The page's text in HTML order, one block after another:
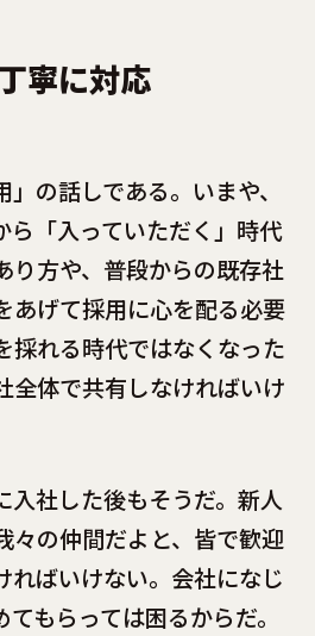
寧に対応
の話しである。いまや、
ら「入っていただく」時代
り方や、普段からの既存社
あげて採用に心を配る必要
採れる時代ではなくなった
全体で共有しなければいけ
入社した後もそうだ。新人
々の仲間だよと、皆で歓迎
ればいけない。会社になじ
もらっては困るからだ。